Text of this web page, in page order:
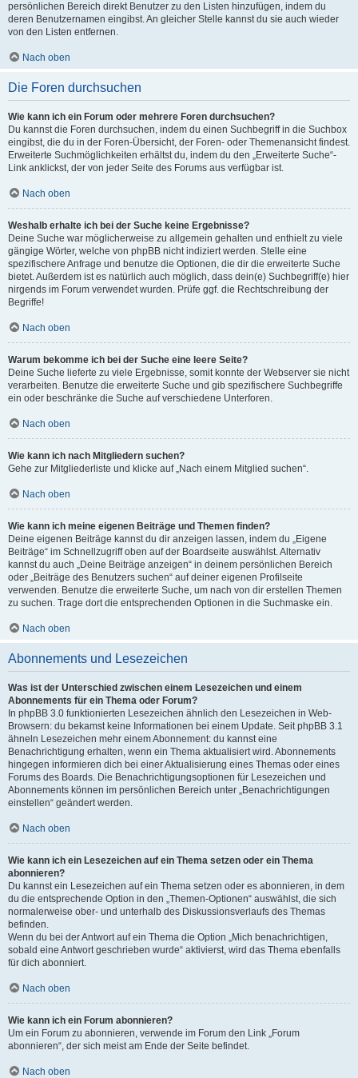
persönlichen Bereich direkt Benutzer zu den Listen hinzufügen, indem du
deren Benutzernamen eingibst. An gleicher Stelle kannst du sie auch wieder
von den Listen entfernen.
Nach oben
Die Foren durchsuchen
Wie kann ich ein Forum oder mehrere Foren durchsuchen?
Du kannst die Foren durchsuchen, indem du einen Suchbegriff in die Suchbox
eingibst, die du in der Foren-Übersicht, der Foren- oder Themenansicht findest.
Erweiterte Suchmöglichkeiten erhältst du, indem du den „Erweiterte Suche“-
Link anklickst, der von jeder Seite des Forums aus verfügbar ist.
Nach oben
Weshalb erhalte ich bei der Suche keine Ergebnisse?
Deine Suche war möglicherweise zu allgemein gehalten und enthielt zu viele
gängige Wörter, welche von phpBB nicht indiziert werden. Stelle eine
spezifischere Anfrage und benutze die Optionen, die dir die erweiterte Suche
bietet. Außerdem ist es natürlich auch möglich, dass dein(e) Suchbegriff(e) hier
nirgends im Forum verwendet wurden. Prüfe ggf. die Rechtschreibung der
Begriffe!
Nach oben
Warum bekomme ich bei der Suche eine leere Seite?
Deine Suche lieferte zu viele Ergebnisse, somit konnte der Webserver sie nicht
verarbeiten. Benutze die erweiterte Suche und gib spezifischere Suchbegriffe
ein oder beschränke die Suche auf verschiedene Unterforen.
Nach oben
Wie kann ich nach Mitgliedern suchen?
Gehe zur Mitgliederliste und klicke auf „Nach einem Mitglied suchen“.
Nach oben
Wie kann ich meine eigenen Beiträge und Themen finden?
Deine eigenen Beiträge kannst du dir anzeigen lassen, indem du „Eigene
Beiträge“ im Schnellzugriff oben auf der Boardseite auswählst. Alternativ
kannst du auch „Deine Beiträge anzeigen“ in deinem persönlichen Bereich
oder „Beiträge des Benutzers suchen“ auf deiner eigenen Profilseite
verwenden. Benutze die erweiterte Suche, um nach von dir erstellen Themen
zu suchen. Trage dort die entsprechenden Optionen in die Suchmaske ein.
Nach oben
Abonnements und Lesezeichen
Was ist der Unterschied zwischen einem Lesezeichen und einem
Abonnements für ein Thema oder Forum?
In phpBB 3.0 funktionierten Lesezeichen ähnlich den Lesezeichen in Web-
Browsern: du bekamst keine Informationen bei einem Update. Seit phpBB 3.1
ähneln Lesezeichen mehr einem Abonnement: du kannst eine
Benachrichtigung erhalten, wenn ein Thema aktualisiert wird. Abonnements
hingegen informieren dich bei einer Aktualisierung eines Themas oder eines
Forums des Boards. Die Benachrichtigungsoptionen für Lesezeichen und
Abonnements können im persönlichen Bereich unter „Benachrichtigungen
einstellen“ geändert werden.
Nach oben
Wie kann ich ein Lesezeichen auf ein Thema setzen oder ein Thema
abonnieren?
Du kannst ein Lesezeichen auf ein Thema setzen oder es abonnieren, in dem
du die entsprechende Option in den „Themen-Optionen“ auswählst, die sich
normalerweise ober- und unterhalb des Diskussionsverlaufs des Themas
befinden.
Wenn du bei der Antwort auf ein Thema die Option „Mich benachrichtigen,
sobald eine Antwort geschrieben wurde“ aktivierst, wird das Thema ebenfalls
für dich abonniert.
Nach oben
Wie kann ich ein Forum abonnieren?
Um ein Forum zu abonnieren, verwende im Forum den Link „Forum
abonnieren“, der sich meist am Ende der Seite befindet.
Nach oben